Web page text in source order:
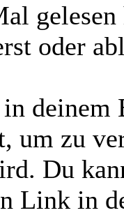
oder
deinem
um zu
Du
Link in